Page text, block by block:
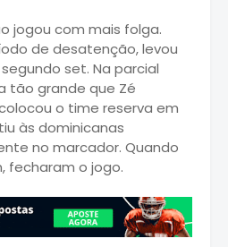
jogou com mais folga.
de desatenção, levou
set. Na parcial
tão grande que Zé
o time reserva em
às dominicanas
no marcador. Quando
fecharam o jogo.